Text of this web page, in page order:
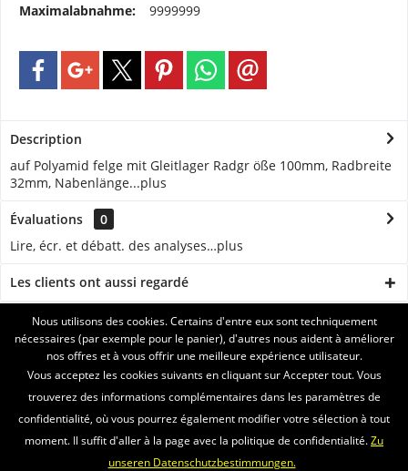
Maximalabnahme:
9999999
Description
auf Polyamid felge mit Gleitlager Radgr öße 100mm, Radbreite
32mm, Nabenlänge...plus
Évaluations
0
Lire, écr. et débatt. des analyses…plus
Les clients ont aussi regardé
ASSISTANCE
SERVICE
INFORMATIONS
Nous utilisons des cookies. Certains d'entre eux sont techniquement
nécessaires (par exemple pour le panier), d'autres nous aident à améliorer
nos offres et à vous offrir une meilleure expérience utilisateur.
Vous acceptez les cookies suivants en cliquant sur Accepter tout. Vous
trouverez des informations complémentaires dans les paramètres de
confidentialité, où vous pourrez également modifier votre sélection à tout
moment. Il suffit d'aller à la page avec la politique de confidentialité.Zu
unseren Datenschutzbestimmungen.